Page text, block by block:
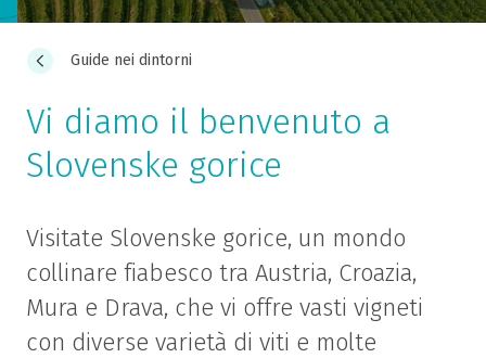
Guide nei dintorni
Vi diamo il benvenuto a
Slovenske gorice
Visitate Slovenske gorice, un mondo
collinare fiabesco tra Austria, Croazia,
Mura e Drava, che vi offre vasti vigneti
con diverse varietà di viti e molte